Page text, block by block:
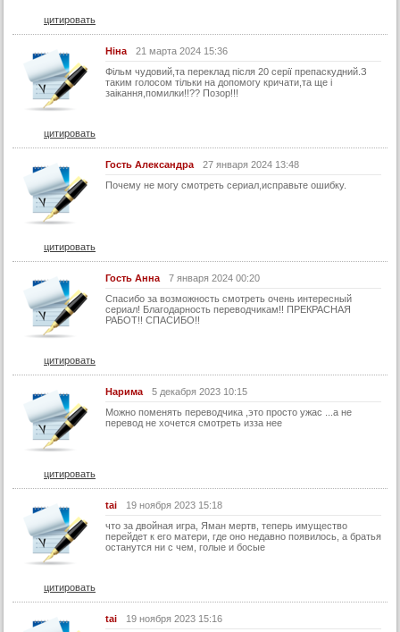
23 серия
24 серия
24 серия (суб)
26 серия
26 серия (суб)
27 серия
27 серия (суб)
28 серия (суб)
29 серия
30 серия (суб)
31 серия
31 серия (суб)
32 серия
цитировать
Ніна
21 марта 2024 15:36
Фільм чудовий,та переклад після 20 серії препаскудний.З
таким голосом тільки на допомогу кричати,та ще і
заікання,помилки!!?? Позор!!!
цитировать
Гость Александра
27 января 2024 13:48
Почему не могу смотреть сериал,исправьте ошибку.
цитировать
Гость Анна
7 января 2024 00:20
Спасибо за возможность смотреть очень интересный
сериал! Благодарность переводчикам!! ПРЕКРАСНАЯ
РАБОТ!! СПАСИБО!!
цитировать
Нарима
5 декабря 2023 10:15
Можно поменять переводчика ,это просто ужас ...а не
перевод не хочется смотреть изза нее
цитировать
tai
19 ноября 2023 15:18
что за двойная игра, Яман мертв, теперь имущество
перейдет к его матери, где оно недавно появилось, а братья
останутся ни с чем, голые и босые
цитировать
tai
19 ноября 2023 15:16